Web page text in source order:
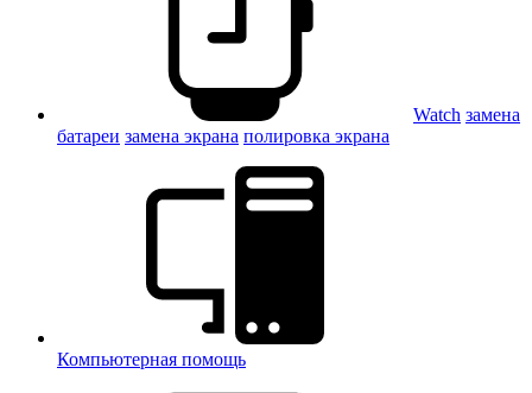
Watch замена
батареи замена экрана полировка экрана
Компьютерная помощь